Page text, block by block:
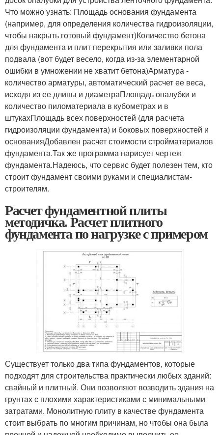
Что можно узнать: Площадь основания фундамента
(например, для определения количества гидроизоляции,
чтобы накрыть готовый фундамент)Количество бетона
для фундамента и плит перекрытия или заливки пола
подвала (вот будет весело, когда из-за элементарной
ошибки в умножении не хватит бетона)Арматура -
количество арматуры, автоматический расчет ее веса,
исходя из ее длины и диаметраПлощадь опалубки и
количество пиломатериала в кубометрах и в
штукахПлощадь всех поверхностей (для расчета
гидроизоляции фундамента) и боковых поверхностей и
основанияДобавлен расчет стоимости стройматериалов
фундамента.Так же программа нарисует чертеж
фундамента.Надеюсь, что сервис будет полезен тем, кто
строит фундамент своими руками и специалистам-
строителям.
Расчет фундаментной плиты
методичка. Расчет плитного
фундамента по нагрузке с примером
Существует только два типа фундаментов, которые
подходят для строительства практически любых зданий:
свайный и плитный. Они позволяют возводить здания на
грунтах с плохими характеристиками с минимальными
затратами. Монолитную плиту в качестве фундамента
стоит выбрать по многим причинам, но чтобы она была